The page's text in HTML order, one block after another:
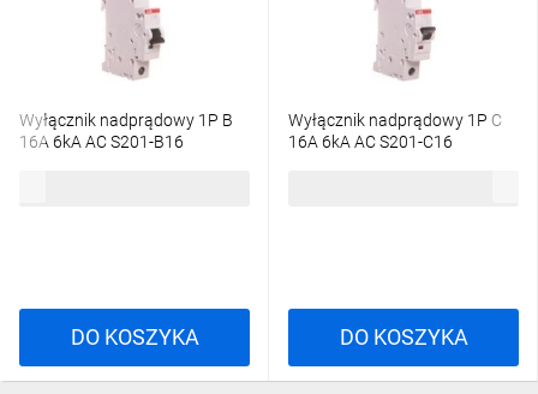
Wyłącznik nadprądowy 1P B
16A 6kA AC S201-B16
DO KOSZYKA
Wyłącznik nadprądowy 1P C
16A 6kA AC S201-C16
DO KOSZYKA